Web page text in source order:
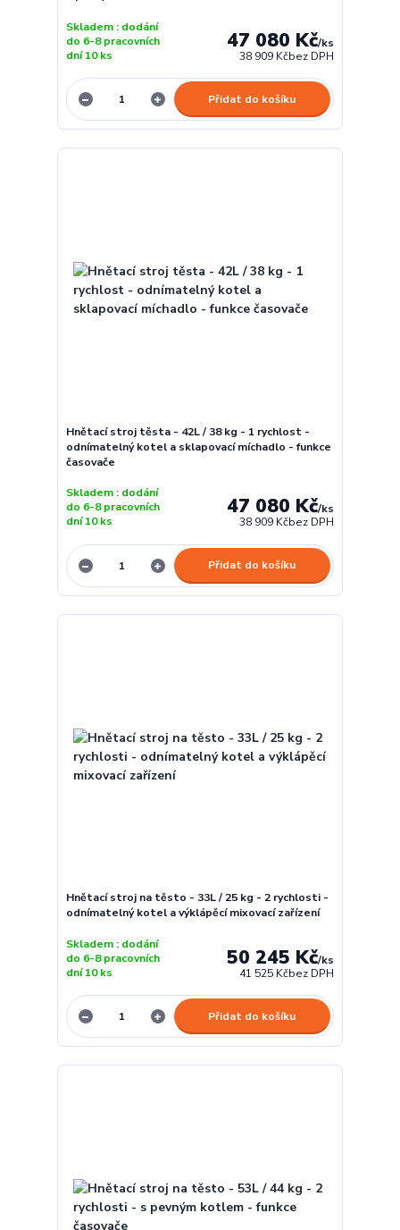
47 080 Kč/ks
38 909 Kčbez DPH
Skladem : dodání
do 6-8 pracovních
dní 10 ks
Přidat do košíku
Hnětací stroj těsta - 42L / 38 kg - 1 rychlost -
odnímatelný kotel a sklapovací míchadlo - funkce
časovače
47 080 Kč/ks
38 909 Kčbez DPH
Skladem : dodání
do 6-8 pracovních
dní 10 ks
Přidat do košíku
Hnětací stroj na těsto - 33L / 25 kg - 2 rychlosti -
odnímatelný kotel a výklápěcí mixovací zařízení
50 245 Kč/ks
41 525 Kčbez DPH
Skladem : dodání
do 6-8 pracovních
dní 10 ks
Přidat do košíku